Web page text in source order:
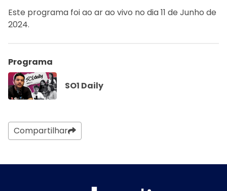
Este programa foi ao ar ao vivo no dia 11 de Junho de
2024.
Programa
SO1 Daily
Compartilhar